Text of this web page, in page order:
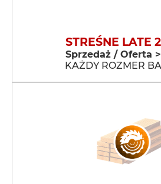
STREŚNE LATE
Sprzedaż / Oferta
KAŻDY ROZMER